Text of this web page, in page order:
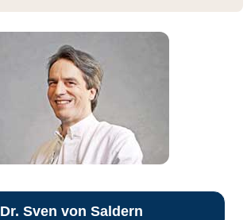
Dr. Sven von Saldern